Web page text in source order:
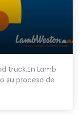
truck.En Lamb
su proceso de